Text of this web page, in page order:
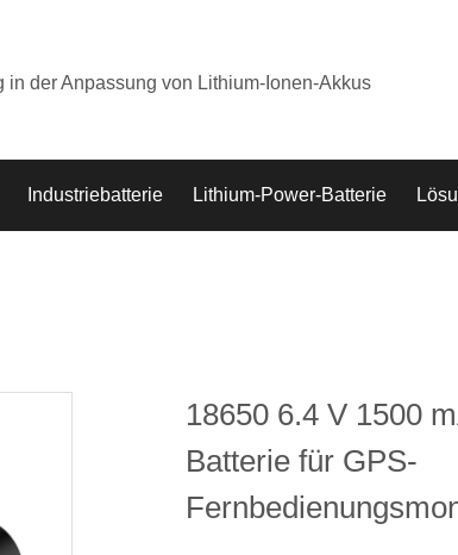
in der Anpassung von Lithium-Ionen-Akkus
Industriebatterie Lithium-Power-Batterie
18650 6.4 V 1500
Batterie für GPS-